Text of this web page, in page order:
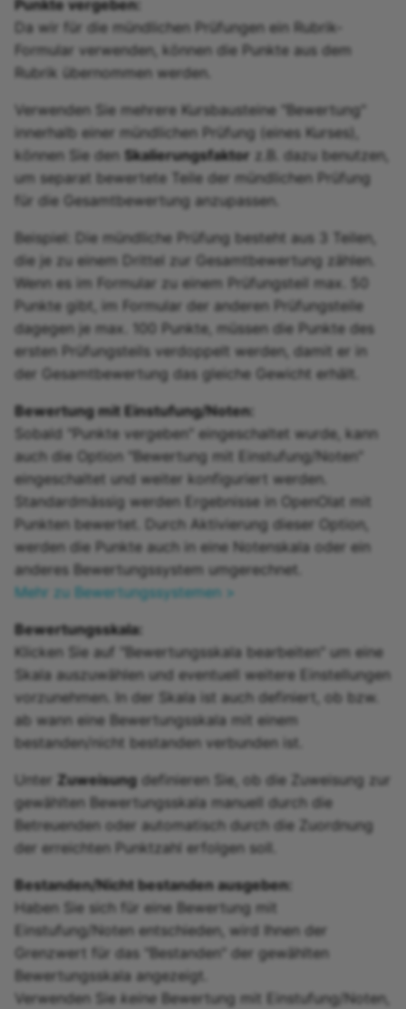
Punkte vergeben:
Da wir für die mündlichen Prüfungen ein Rubrik-
Formular verwenden, können die Punkte aus dem
Rubrik übernommen werden.
Verwenden Sie mehrere Kursbausteine "Bewertung"
innerhalb einer mündlichen Prüfung (eines Kurses),
können Sie den Skalierungsfaktor z.B. dazu benutzen,
um separat bewertete Teile der mündlichen Prüfung
für die Gesamtbewertung anzupassen.
Beispiel: Die mündliche Prüfung besteht aus 3 Teilen,
die je zu einem Drittel zur Gesamtbewertung zählen.
Wenn es im Formular zu einem Prüfungsteil max. 50
Punkte gibt, im Formular der anderen Prüfungsteile
dagegen je max. 100 Punkte, müssen die Punkte des
ersten Prüfungsteils verdoppelt werden, damit er in
der Gesamtbewertung das gleiche Gewicht erhält.
Bewertung mit Einstufung/Noten:
Sobald "Punkte vergeben" eingeschaltet wurde, kann
auch die Option "Bewertung mit Einstufung/Noten"
eingeschaltet und weiter konfiguriert werden.
Standardmässig werden Ergebnisse in OpenOlat mit
Punkten bewertet. Durch Aktivierung dieser Option,
werden die Punkte auch in eine Notenskala oder ein
anderes Bewertungssystem umgerechnet.
Mehr zu Bewertungssystemen >
Bewertungsskala:
Klicken Sie auf "Bewertungsskala bearbeiten" um eine
Skala auszuwählen und eventuell weitere Einstellungen
vorzunehmen. In der Skala ist auch definiert, ob bzw.
ab wann eine Bewertungsskala mit einem
bestanden/nicht bestanden verbunden ist.
Unter Zuweisungdefinieren Sie, ob die Zuweisung zur
gewählten Bewertungsskala manuell durch die
Betreuenden oder automatisch durch die Zuordnung
der erreichten Punktzahl erfolgen soll.
Bestanden/Nicht bestanden ausgeben:
Haben Sie sich für eine Bewertung mit
Einstufung/Noten entschieden, wird Ihnen der
Grenzwert für das "Bestanden" der gewählten
Bewertungsskala angezeigt.
Verwenden Sie keine Bewertung mit Einstufung/Noten,